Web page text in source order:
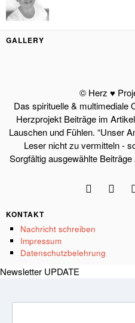
GALLERY
© Herz ♥
Das spirituelle & multimediale
Herzprojekt Beiträge im
Lauschen und Fühlen. “Unser
Leser nicht zu vermitteln -
Sorgfältig ausgewählte
KONTAKT
Nachricht schreiben
Impressum
Datenschutzbelehrung
Newsletter UPDATE